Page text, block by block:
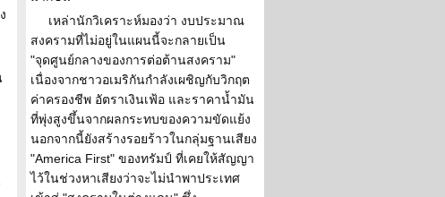
เหล่านักวิเคราะห์มองว่า งบประมาณ
สงครามที่ไม่อยู่ในแผนนี้จะกลายเป็น
"จุดศูนย์กลางของการต่อต้านสงคราม"
เนื่องจากชาวอเมริกันกำลังเผชิญกับวิกฤต
ค่าครองชีพ อัตราเงินเฟ้อ และราคาน้ำมัน
ที่พุ่งสูงขึ้นจากผลกระทบของความขัดแย้ง
นอกจากนี้ยังสร้างรอยร้าวในกลุ่มฐานเสียง
"America First" ของทรัมป์ ที่เคยให้สัญญา
ไว้ในช่วงหาเสียงว่าจะไม่นำพาประเทศ